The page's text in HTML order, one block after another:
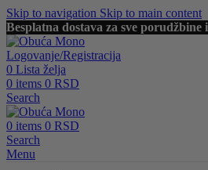
Skip to navigation Skip to main content
Besplatna dostava za sve porudžbine
Logovanje/Registracija
0 Lista želja
0 items 0 RSD
Search
0 items 0 RSD
Search
Menu